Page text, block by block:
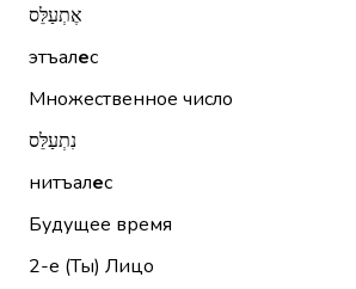
אֶתְעַלֵּס
этъалес
Множественное число
נִתְעַלֵּס
нитъалес
Будущее время
2-е (Ты) Лицо